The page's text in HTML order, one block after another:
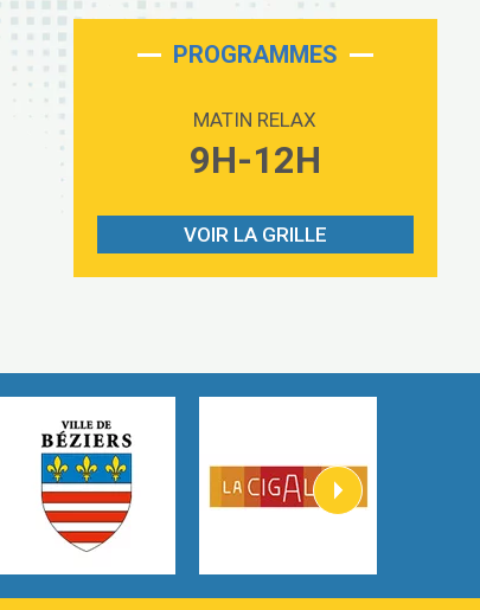
On My Soul
Phoebe Bridgers
Gracie Abrams
3:07
2:54
Heaven On Your Mind
Kygo
Heart On Fire
Lovecats
Hate that i made you love me
Ariana Grande –
PROGRAMMES
MATIN RELAX
9H-12H
VOIR LA GRILLE